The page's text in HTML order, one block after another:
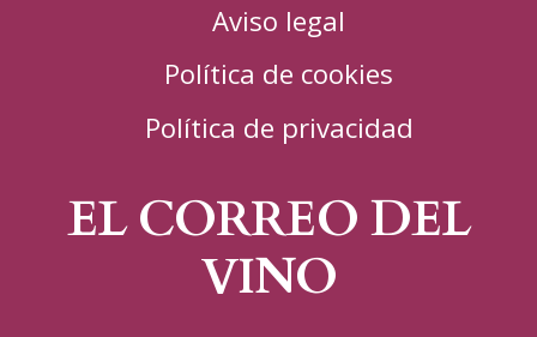
Aviso legal
Política de cookies
Política de privacidad
EL CORREO DEL
VINO